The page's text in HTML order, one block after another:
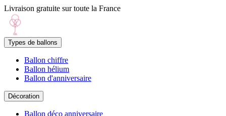
Livraison gratuite sur toute la France
Types de ballons
Ballon chiffre
Ballon hélium
Ballon d'anniversaire
Décoration
Ballon déco anniversaire